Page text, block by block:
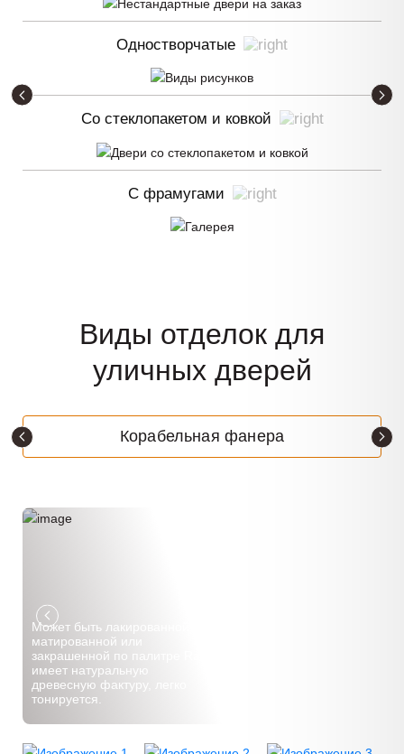
Одностворчатые
Со стеклопакетом и ковкой
С фрамугами
Виды отделок для
уличных дверей
Корабельная фанера
Может быть лакированной и
матированной или
закрашенной по палитре Ral,
имеет натуральную
древесную фактуру, легко
тонируется.